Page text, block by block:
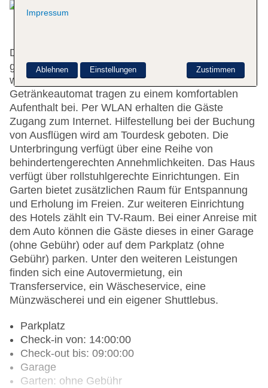
Das freundliche Personal an der Rezeption ist
gerne bei allen Fragen behilflich. Serviceleistungen
wie eine Gepäckaufbewahrung, ein Safe und ein
Getränkeautomat tragen zu einem komfortablen
Aufenthalt bei. Per WLAN erhalten die Gäste
Zugang zum Internet. Hilfestellung bei der Buchung
von Ausflügen wird am Tourdesk geboten. Die
Unterbringung verfügt über eine Reihe von
behindertengerechten Annehmlichkeiten. Das Haus
verfügt über rollstuhlgerechte Einrichtungen. Ein
Garten bietet zusätzlichen Raum für Entspannung
und Erholung im Freien. Zur weiteren Einrichtung
des Hotels zählt ein TV-Raum. Bei einer Anreise mit
dem Auto können die Gäste dieses in einer Garage
(ohne Gebühr) oder auf dem Parkplatz (ohne
Gebühr) parken. Unter den weiteren Leistungen
finden sich eine Autovermietung, ein
Transferservice, ein Wäscheservice, eine
Münzwäscherei und ein eigener Shuttlebus.
Parkplatz
Check-in von: 14:00:00
Check-out bis: 09:00:00
Garage
Garten: ohne Gebühr
Impressum
Zustimmen
Ablehnen Einstellungen